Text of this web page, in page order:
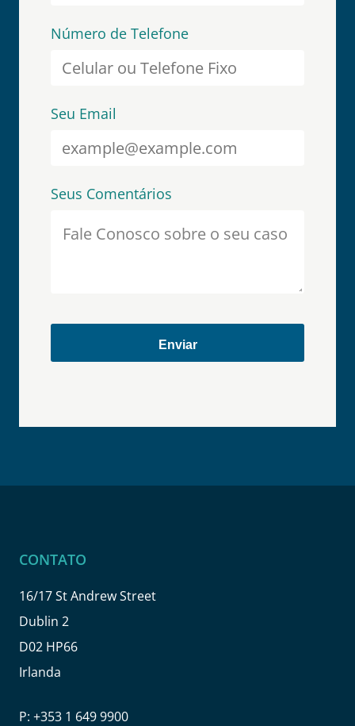
Número de Telefone
Seu Email
Seus Comentários
CONTATO
16/17 St Andrew Street
Dublin 2
D02 HP66
Irlanda
P: +353 1 649 9900